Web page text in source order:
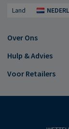
Land
Over Ons
Hulp & Advies
Voor Retailers